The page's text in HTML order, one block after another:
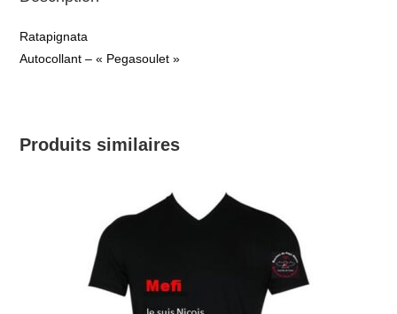
Ratapignata
Autocollant – « Pegasoulet »
Produits similaires